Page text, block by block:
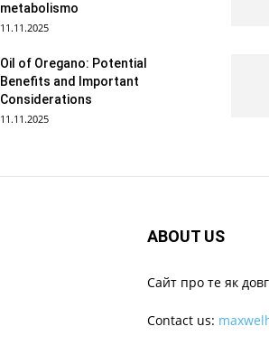
metabolismo
11.11.2025
Oil of Oregano: Potential
Benefits and Important
Considerations
11.11.2025
ABOUT US
Cайт про те як
Contact us: